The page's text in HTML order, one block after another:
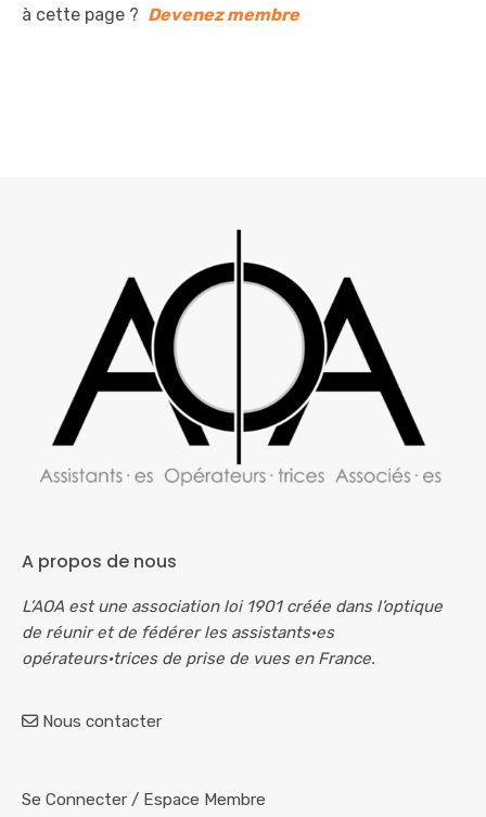
à cette page ? Devenez membre
A propos de nous
L’AOA est une association loi 1901 créée dans l’optique
de réunir et de fédérer les assistants·es
opérateurs·trices de prise de vues en France.
Nous contacter
Se Connecter / Espace Membre